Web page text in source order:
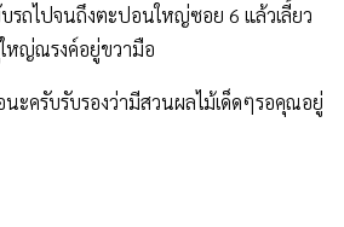
รถไปจนถึงตะปอนใหญ่ซอย 6 แล้วเลี้ยว
หญ่ณรงค์อยู่ขวามือ
ะครับรับรองว่ามีสวนผลไม้เด็ดๆรอคุณอยู่